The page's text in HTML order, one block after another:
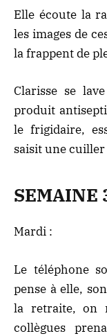
Elle écoute la
les images de
la frappent de
Clarisse se
produit
le frigidaire,
saisit une
SEMAINE
Mardi :
Le téléphone
pense à elle,
la retraite, on
collègues